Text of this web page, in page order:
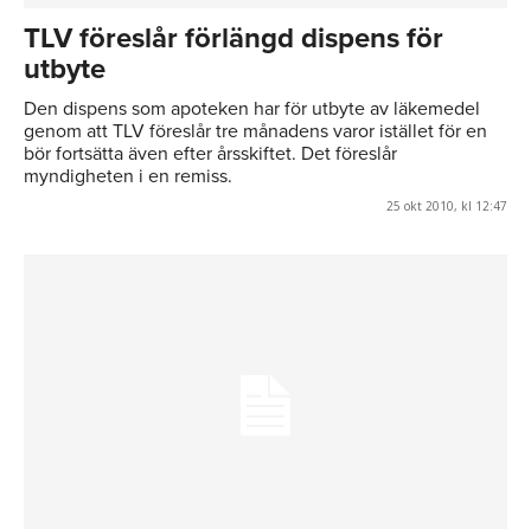
TLV föreslår förlängd dispens för
utbyte
Den dispens som apoteken har för utbyte av läkemedel
genom att TLV föreslår tre månadens varor istället för en
bör fortsätta även efter årsskiftet. Det föreslår
myndigheten i en remiss.
25 okt 2010, kl 12:47